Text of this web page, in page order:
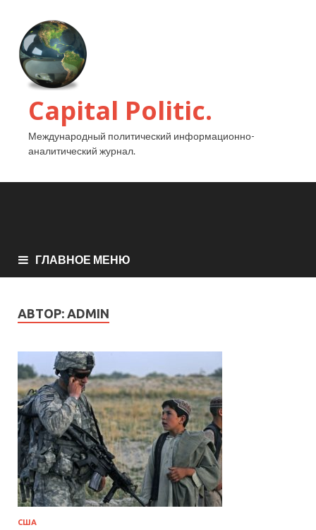
Capital Politic.
Международный политический информационно-
аналитический журнал.
ГЛАВНОЕ МЕНЮ
АВТОР: ADMIN
США